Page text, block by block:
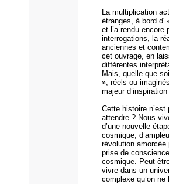
La multiplication
étranges, à bord d'
et l’a rendu
interrogations, la
anciennes et
cet ouvrage, en
différentes
Mais, quelle que
», réels ou
majeur
Cette histoire
attendre ? Nous
d’une nouvelle
cosmique,
révolution
prise de
cosmique. Peut-
vivre dans un
complexe qu’on